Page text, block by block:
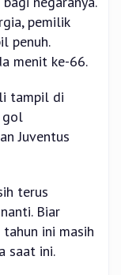
pemilik
penuh.
menit ke-66.
tampil di
gol
Juventus
terus
Biar
ini masih
saat ini.